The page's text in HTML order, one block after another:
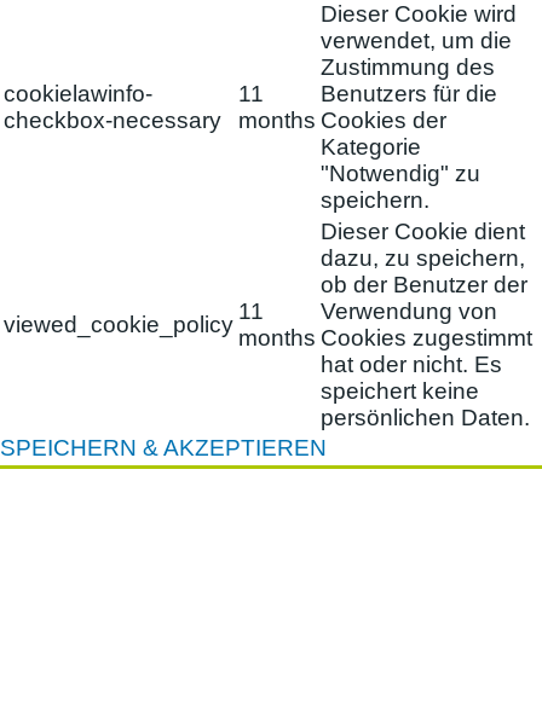
cookielawinfo-
checkbox-necessary
11
months
Dieser Cookie wird
verwendet, um die
Zustimmung des
Benutzers für die
Cookies der
Kategorie
"Notwendig" zu
speichern.
viewed_cookie_policy
11
months
Dieser Cookie dient
dazu, zu speichern,
ob der Benutzer der
Verwendung von
Cookies zugestimmt
hat oder nicht. Es
speichert keine
persönlichen Daten.
SPEICHERN & AKZEPTIEREN